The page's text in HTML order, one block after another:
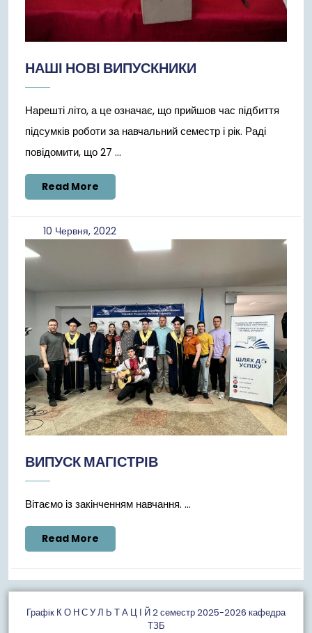
НАШІ НОВІ ВИПУСКНИКИ
Нарешті літо, а це означає, що прийшов час підбиття
підсумків роботи за навчальний семестр і рік. Раді
повідомити, що 27 ...
Read More
More
10 Червня, 202210
Червня,
2022
ВИПУСК МАГІСТРІВ
Вітаємо із закінченням навчання. ...
Read More
More
Графiк К О Н С У Л Ь Т А Ц І Й 2 семестр 2025-2026 кафедра
ТЗБ